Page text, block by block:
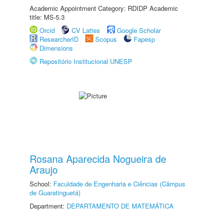
Academic Appointment Category: RDIDP Academic
title: MS-5.3
Orcid
CV Lattes
Google Scholar
ResearcherID
Scopus
Fapesp
Dimensions
Repositório Institucional UNESP
Rosana Aparecida Nogueira de
Araujo
School: Faculdade de Engenharia e Ciências (Câmpus
de Guaratinguetá)
Department: DEPARTAMENTO DE MATEMÁTICA